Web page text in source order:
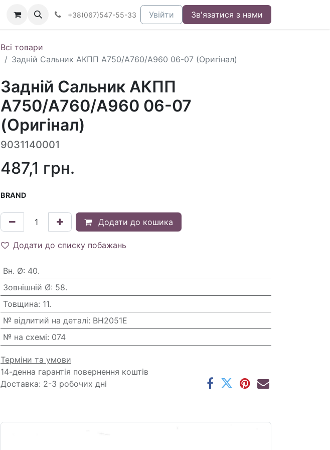
+38(067)547-55-33 Увійти Зв'язатися з нами
Всі товари
Задній Сальник АКПП A750/A760/A960 06-07 (Оригінал)
Задній Сальник АКПП
A750/A760/A960 06-07
(Оригінал)
9031140001
487,1 грн.
BRAND
Додати до кошика
Додати до списку побажань
Вн. Ø: 40.
Зовнішній Ø: 58.
Товщина: 11.
№ відлитий на деталі: BH2051E
№ на схемі: 074
Терміни та умови
14-денна гарантія повернення коштів
Доставка: 2-3 робочих дні